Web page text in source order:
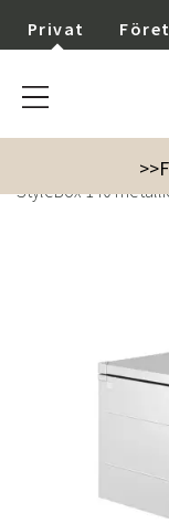
Privat
StyleBox 140